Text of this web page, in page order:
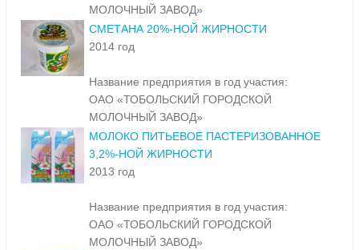
МОЛОЧНЫЙ ЗАВОД»
СМЕТАНА 20%-НОЙ ЖИРНОСТИ
2014 год
Название предприятия в год участия:
ОАО «ТОБОЛЬСКИЙ ГОРОДСКОЙ
МОЛОЧНЫЙ ЗАВОД»
МОЛОКО ПИТЬЕВОЕ ПАСТЕРИЗОВАННОЕ
3,2%-НОЙ ЖИРНОСТИ
2013 год
Название предприятия в год участия:
ОАО «ТОБОЛЬСКИЙ ГОРОДСКОЙ
МОЛОЧНЫЙ ЗАВОД»